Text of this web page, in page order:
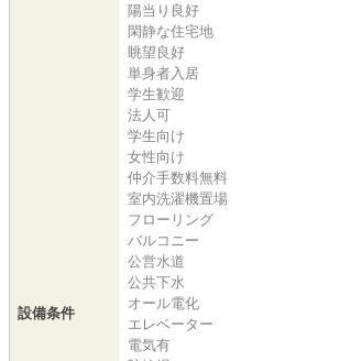
設備条件
陽当り良好
閑静な住宅地
眺望良好
単身者入居
学生歓迎
法人可
学生向け
女性向け
仲介手数料無料
室内洗濯機置場
フローリング
バルコニー
公営水道
公共下水
オール電化
エレベーター
電気有